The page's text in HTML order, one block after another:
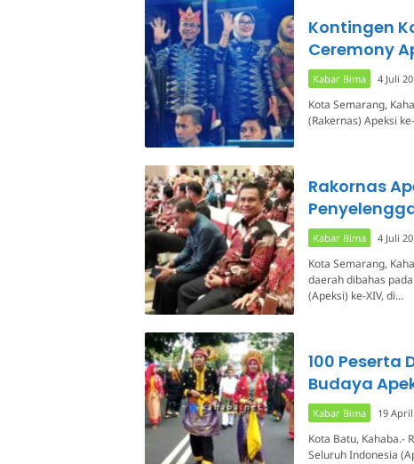
Kontingen
Ceremony
Kabar Bima 4 Juli
Kota Semarang,
(Rakernas) Apeksi
Rakornas
Kabar Bima 4 Juli
Kota Semarang,
daerah dibahas
(Apeksi) ke-XIV, di…
100 Peserta
Budaya
Kabar Bima 19
Kota Batu, Kahaba.-
Seluruh Indonesia